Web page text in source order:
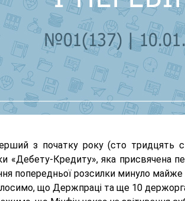
з початку року (сто тридцять
«Дебету-Кредиту», яка присвячена
попередньої розсилки минуло
що Держпраці та ще 10